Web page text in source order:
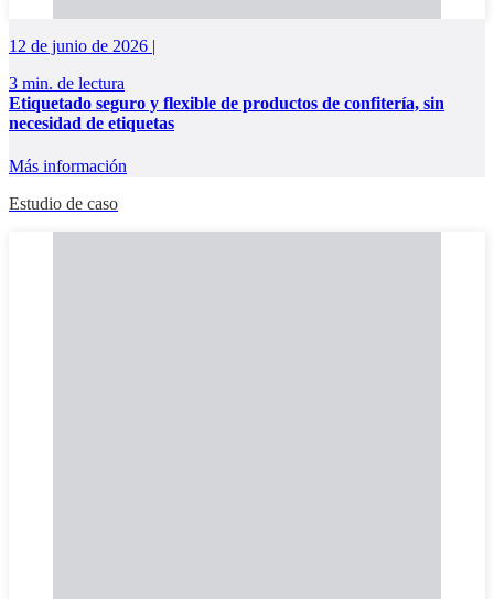
12 de junio de 2026 |
3 min. de lectura
Etiquetado seguro y flexible de productos de confitería, sin
necesidad de etiquetas
Más información
Estudio de caso